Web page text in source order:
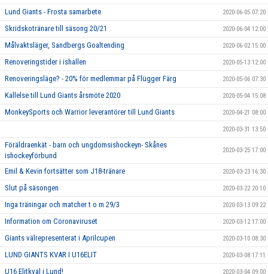
Lund Giants - Frosta samarbete 2020-06-05 07:20
Skridskotränare till säsong 20/21 2020-06-04 12:00
Målvaktsläger, Sandbergs Goaltending 2020-06-02 15:00
Renoveringstider i ishallen 2020-05-13 12:00
Renoveringsläge? - 20% för medlemmar på Flügger Färg 2020-05-06 07:30
Kallelse till Lund Giants årsmöte 2020 2020-05-04 15:08
MonkeySports och Warrior leverantörer till Lund Giants 2020-04-21 08:00
2020-03-31 13:50
Föräldraenkät - barn och ungdomsishockeyn- Skånes
ishockeyförbund
2020-03-25 17:00
Emil & Kevin fortsätter som J18-tränare 2020-03-23 16:30
Slut på säsongen 2020-03-22 20:10
Inga träningar och matcher t o m 29/3 2020-03-13 09:22
Information om Coronaviruset 2020-03-12 17:00
Giants välrepresenterat i Aprilcupen 2020-03-10 08:30
LUND GIANTS KVAR I U16ELIT 2020-03-08 17:11
U16 Elitkval i Lund! 2020-03-04 09:00